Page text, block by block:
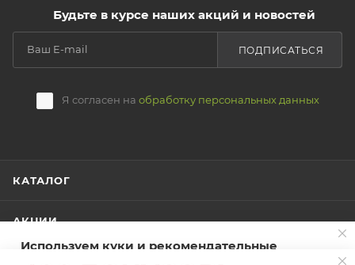
Будьте в курсе наших акций и новостей
Я согласен на обработку персональных данных
ПОДПИСАТЬСЯ
КАТАЛОГ
АКЦИИ
Используем куки и рекомендательные